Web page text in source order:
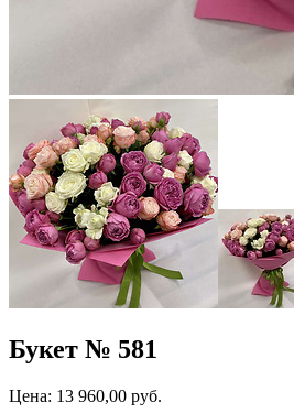
Букет № 581
Цена: 13 960,00 руб.